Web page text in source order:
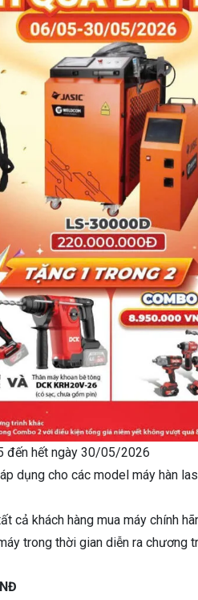
đến hết ngày 30/05/2026
dụng cho các model máy hàn
cả khách hàng mua máy chính
trong thời gian diễn ra chương